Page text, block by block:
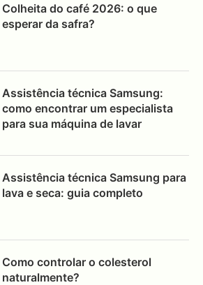
Colheita do café 2026: o que
esperar da safra?
Assistência técnica Samsung:
como encontrar um especialista
para sua máquina de lavar
Assistência técnica Samsung para
lava e seca: guia completo
Como controlar o colesterol
naturalmente?